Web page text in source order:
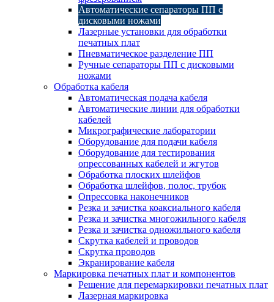
Автоматические сепараторы ПП с
дисковыми ножами
Лазерные установки для обработки
печатных плат
Пневматическое разделение ПП
Ручные сепараторы ПП с дисковыми
ножами
Обработка кабеля
Автоматическая подача кабеля
Автоматические линии для обработки
кабелей
Микрографические лаборатории
Оборудование для подачи кабеля
Оборудование для тестирования
опрессованных кабелей и жгутов
Обработка плоских шлейфов
Обработка шлейфов, полос, трубок
Опрессовка наконечников
Резка и зачистка коаксиального кабеля
Резка и зачистка многожильного кабеля
Резка и зачистка одножильного кабеля
Скрутка кабелей и проводов
Скрутка проводов
Экранирование кабеля
Маркировка печатных плат и компонентов
Решение для перемаркировки печатных плат
Лазерная маркировка